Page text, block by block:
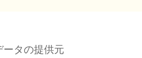
ータの提供元